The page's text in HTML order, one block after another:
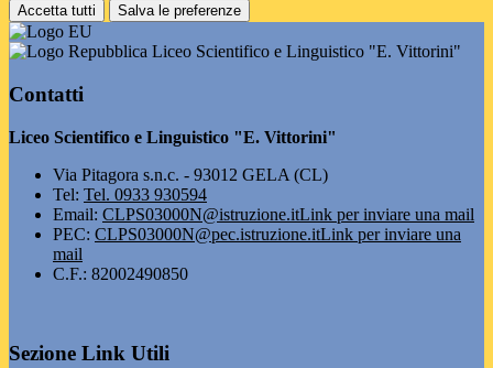
Accetta tutti Salva le preferenze
Liceo Scientifico e Linguistico "E. Vittorini"
Contatti
Liceo Scientifico e Linguistico "E. Vittorini"
Via Pitagora s.n.c. - 93012 GELA (CL)
Tel: Tel. 0933 930594
Email: CLPS03000N@istruzione.itLink per inviare una mail
PEC: CLPS03000N@pec.istruzione.itLink per inviare una
mail
C.F.: 82002490850
Sezione Link Utili